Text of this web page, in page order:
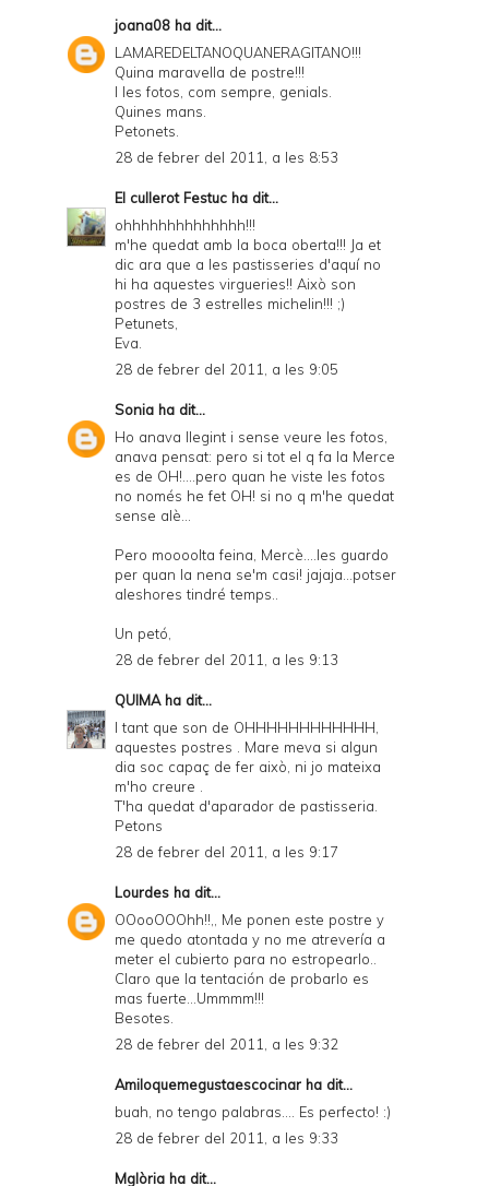
joana08 ha dit...
LAMAREDELTANOQUANERAGITANO!!!
Quina maravella de postre!!!
I les fotos, com sempre, genials.
Quines mans.
Petonets.
28 de febrer del 2011, a les 8:53
El cullerot Festuc ha dit...
ohhhhhhhhhhhhhh!!!
m'he quedat amb la boca oberta!!! Ja et
dic ara que a les pastisseries d'aquí no
hi ha aquestes virgueries!! Això son
postres de 3 estrelles michelin!!! ;)
Petunets,
Eva.
28 de febrer del 2011, a les 9:05
Sonia ha dit...
Ho anava llegint i sense veure les fotos,
anava pensat: pero si tot el q fa la Merce
es de OH!....pero quan he viste les fotos
no només he fet OH! si no q m'he quedat
sense alè...
Pero moooolta feina, Mercè....les guardo
per quan la nena se'm casi! jajaja...potser
aleshores tindré temps..
Un petó,
28 de febrer del 2011, a les 9:13
QUIMAha dit...
I tant que son de OHHHHHHHHHHHH,
aquestes postres . Mare meva si algun
dia soc capaç de fer això, ni jo mateixa
m'ho creure .
T'ha quedat d'aparador de pastisseria.
Petons
28 de febrer del 2011, a les 9:17
Lourdes ha dit...
OOooOOOhh!!,, Me ponen este postre y
me quedo atontada y no me atrevería a
meter el cubierto para no estropearlo..
Claro que la tentación de probarlo es
mas fuerte...Ummmm!!!
Besotes.
28 de febrer del 2011, a les 9:32
Amiloquemegustaescocinar ha dit...
buah, no tengo palabras.... Es perfecto! :)
28 de febrer del 2011, a les 9:33
Mglòria ha dit...